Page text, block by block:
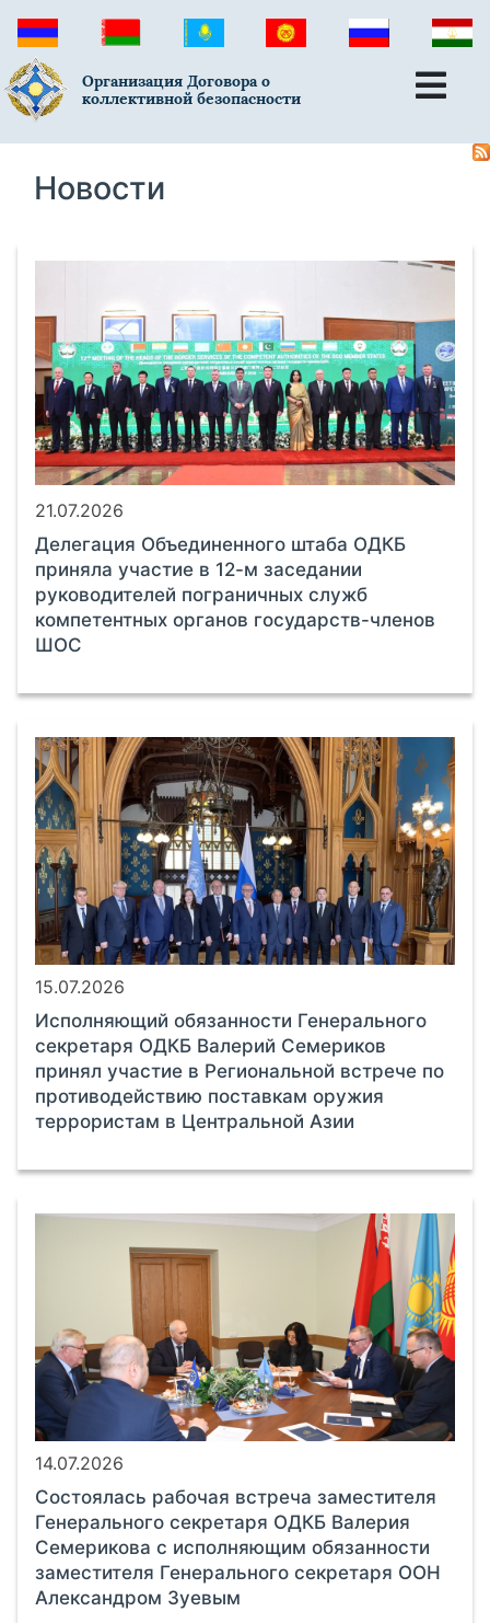
Организация Договора о
коллективной безопасности
Новости
21.07.2026
Делегация Объединенного штаба ОДКБ
приняла участие в 12-м заседании
руководителей пограничных служб
компетентных органов государств-членов
ШОС
15.07.2026
Исполняющий обязанности Генерального
секретаря ОДКБ Валерий Семериков
принял участие в Региональной встрече по
противодействию поставкам оружия
террористам в Центральной Азии
14.07.2026
Состоялась рабочая встреча заместителя
Генерального секретаря ОДКБ Валерия
Семерикова с исполняющим обязанности
заместителя Генерального секретаря ООН
Александром Зуевым